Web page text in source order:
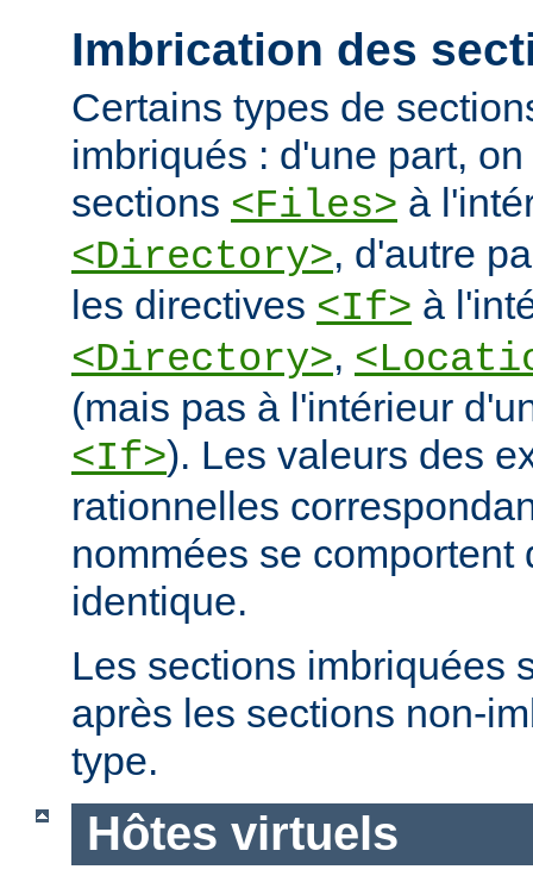
Imbrication des
Certains types de
imbriqués : d'une part,
sections <Files> à
<Directory>, d'autre
les directives <If> à
<Directory>,
(mais pas à l'intérieur
<If>). Les valeurs des
rationnelles
nommées se comportent
identique.
Les sections imbriquées
après les sections non-
type.
Hôtes virtuels